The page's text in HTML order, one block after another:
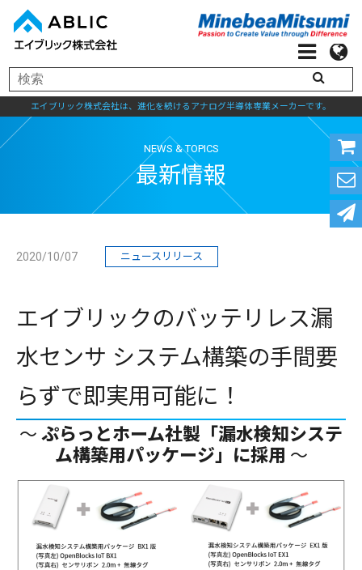
エイブリック株式会社は、進化を続けるアナログ半導体専業メーカーです。
NEWS & TOPICS
最新情報
2020/10/07 ニュースリリース
エイブリックのバッテリレス漏
水センサ システム構築の手間要
らずで即実用可能に！
～ ぷらっとホーム社製「漏水検知システ
ム構築用パッケージ」に採用 ～